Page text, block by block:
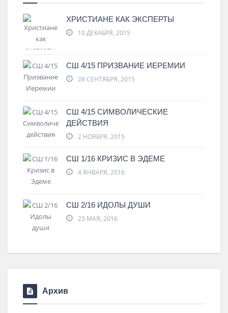
ХРИСТИАНЕ КАК ЭКСПЕРТЫ
10 ДЕКАБРЯ, 2015
СШ 4/15 ПРИЗВАНИЕ ИЕРЕМИИ
28 СЕНТЯБРЯ, 2015
СШ 4/15 СИМВОЛИЧЕСКИЕ
ДЕЙСТВИЯ
2 НОЯБРЯ, 2015
СШ 1/16 КРИЗИС В ЭДЕМЕ
4 ЯНВАРЯ, 2016
СШ 2/16 ИДОЛЫ ДУШИ
23 МАЯ, 2016
Архив